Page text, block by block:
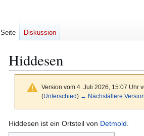
Hiddesen
Version vom 4. Juli 2026, 15:07 Uhr
(Unterschied) ← Nächstältere Version
Zur
Zur
Hiddesen ist ein Ortsteil von Detmold
Seite Diskussion